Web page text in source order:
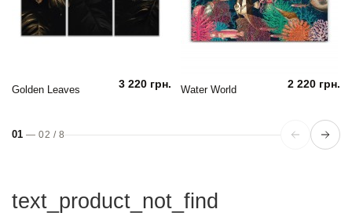
Golden Leaves 3 220 грн. Water World 2 220 грн.
01 —02 / 8
text_product_not_find